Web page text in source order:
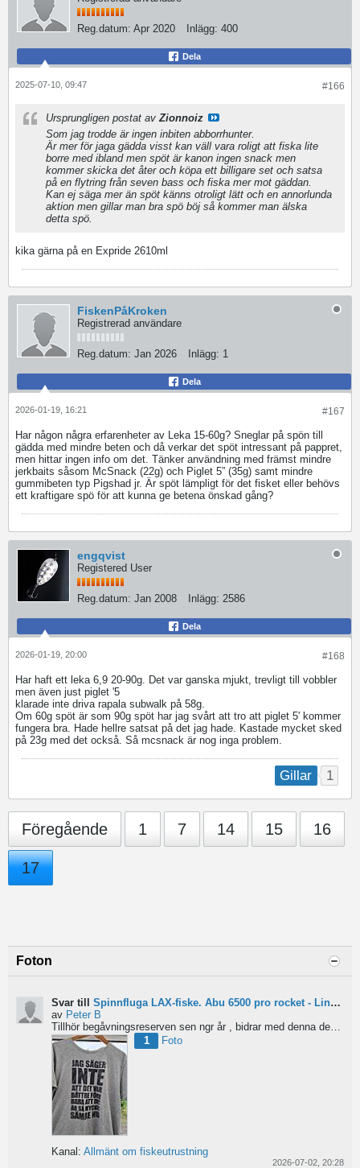
Reg.datum: Apr 2020 Inlägg: 400
Dela
#166
2025-07-10, 09:47
Ursprungligen postat av Zionnoiz
Som jag trodde är ingen inbiten abborrhunter.
Är mer för jaga gädda visst kan väll vara roligt att fiska lite
borre med ibland men spöt är kanon ingen snack men
kommer skicka det åter och köpa ett billigare set och satsa
på en flytring från seven bass och fiska mer mot gäddan.
Kan ej säga mer än spöt känns otroligt lätt och en annorlunda
aktion men gillar man bra spö böj så kommer man älska
detta spö.
kika gärna på en Expride 2610ml
FiskenPåKroken
Registrerad användare
Reg.datum: Jan 2026 Inlägg: 1
Dela
#167
2026-01-19, 16:21
Har någon några erfarenheter av Leka 15-60g? Sneglar på spön till
gädda med mindre beten och då verkar det spöt intressant på pappret,
men hittar ingen info om det. Tänker användning med främst mindre
jerkbaits såsom McSnack (22g) och Piglet 5” (35g) samt mindre
gummibeten typ Pigshad jr. Är spöt lämpligt för det fisket eller behövs
ett kraftigare spö för att kunna ge betena önskad gång?
engqvist
Registered User
Reg.datum: Jan 2008 Inlägg: 2586
Dela
#168
2026-01-19, 20:00
Har haft ett leka 6,9 20-90g. Det var ganska mjukt, trevligt till vobbler
men även just piglet '5
klarade inte driva rapala subwalk på 58g.
Om 60g spöt är som 90g spöt har jag svårt att tro att piglet 5' kommer
fungera bra. Hade hellre satsat på det jag hade. Kastade mycket sked
på 23g med det också. Så mcsnack är nog inga problem.
Gillar 1
Föregående 1 7 14 15 16
17
Foton
Svar till Spinnfluga LAX-fiske. Abu 6500 pro rocket - Lina för kort?
av Peter B
Tillhör begåvningsreserven sen ngr år , bidrar med denna devis.
1
Foto
Kanal: Allmänt om fiskeutrustning
2026-07-02, 20:28